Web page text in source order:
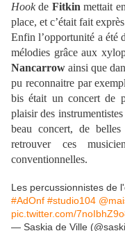
Hookde Fitkin mettait
place, et c’était fait
Enfin l’opportunité a été
mélodies grâce aux
Nancarrow ainsi que
pu reconnaitre par
bis était un concert de
plaisir des
beau concert, de
retrouver ces
conventionnelles.
Les percussionnistes de
#AdOnf #studio104
pic.twitter.com/
— Saskia de Ville